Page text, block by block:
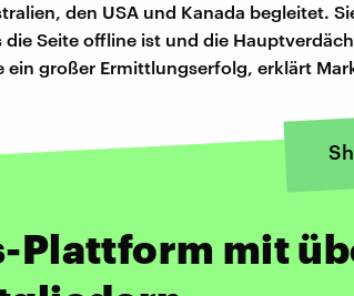
den USA und Kanada begleitet.
die Seite offline ist und die
großer Ermittlungserfolg, erklärt
Plattform mit